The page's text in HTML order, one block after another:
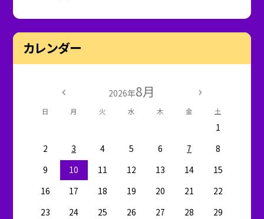
カレンダー
2026年8月
日 月 火 水 木 金 土
1
2
3 4 5 6 7
8
9
10 11 12 13 14
15
16
17 18 19 20 21
22
23
24 25 26 27 28
29